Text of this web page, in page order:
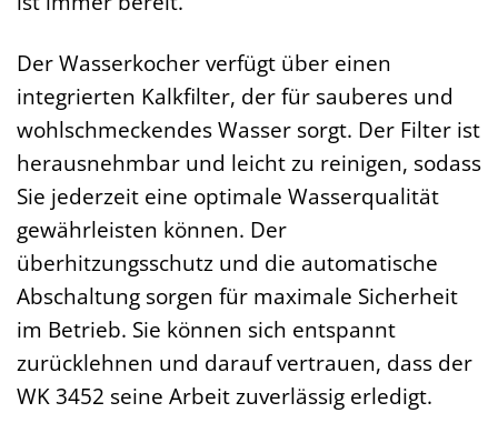
Der Wasserkocher verfügt über einen
integrierten Kalkfilter, der für sauberes und
wohlschmeckendes Wasser sorgt. Der Filter ist
herausnehmbar und leicht zu reinigen, sodass
Sie jederzeit eine optimale Wasserqualität
gewährleisten können. Der
überhitzungsschutz und die automatische
Abschaltung sorgen für maximale Sicherheit
im Betrieb. Sie können sich entspannt
zurücklehnen und darauf vertrauen, dass der
WK 3452 seine Arbeit zuverlässig erledigt.